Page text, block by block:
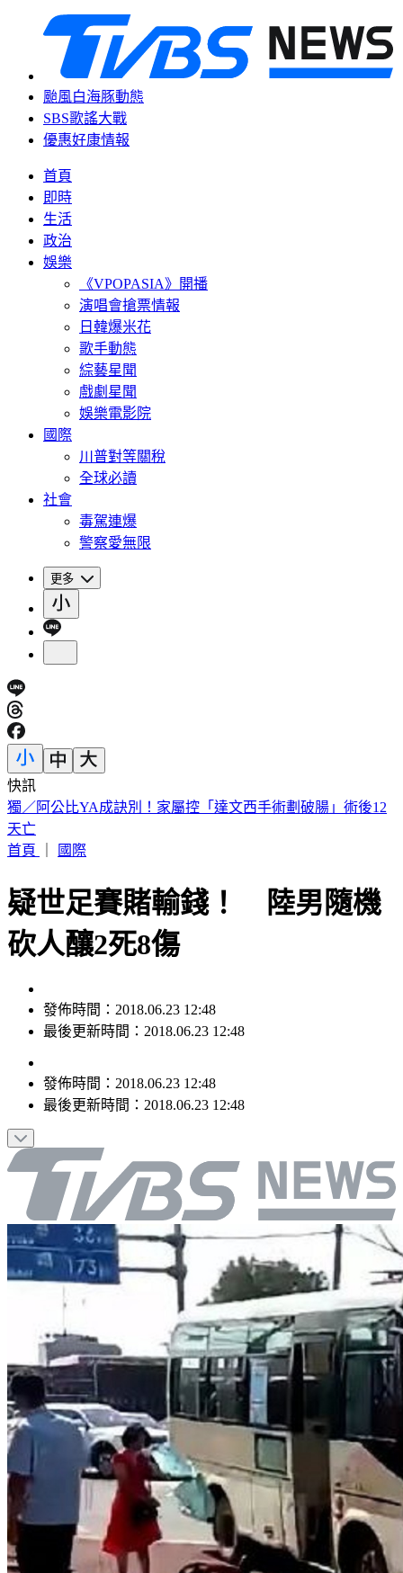
颱風白海豚動態
SBS歌謠大戰
優惠好康情報
首頁
即時
生活
政治
娛樂
《VPOPASIA》開播
演唱會搶票情報
日韓爆米花
歌手動態
綜藝星聞
戲劇星聞
娛樂電影院
國際
川普對等關稅
全球必讀
社會
毒駕連爆
警察愛無限
更多
快訊
BLACKPINK慶10週年！Jisoo哭了 Lisa發聲
首頁
疑世足賽賭輸錢！ 陸男隨機
砍人釀2死8傷
最後更新時間：2018.06.23 12:48
最後更新時間：2018.06.23 12:48